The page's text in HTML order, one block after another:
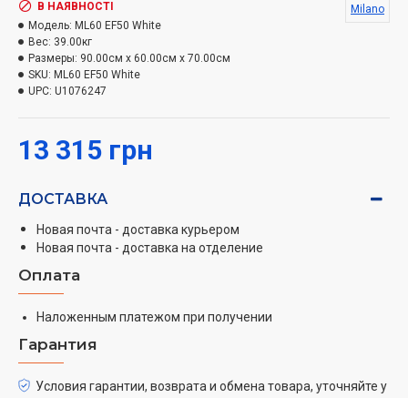
Стандартный противень, решетка для жарки, ящик
для посуды.
13 315 грн
В НАЯВНОСТІ
Модель: ML60 EF50 White
Вес: 39.00кг
Размеры: 90.00см x 60.00см x 70.00см
SKU: ML60 EF50 White
UPC: U1076247
Milano
ДОСТАВКА
Новая почта - доставка курьером
Новая почта - доставка на отделение
Оплата
Наложенным платежом при получении
Гарантия
Условия гарантии, возврата и обмена товара, уточняйте у